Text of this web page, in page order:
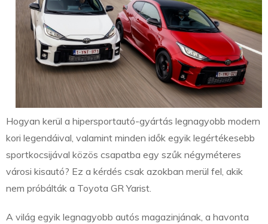
Hogyan kerül a hipersportautó-gyártás legnagyobb modern
kori legendáival, valamint minden idők egyik legértékesebb
sportkocsijával közös csapatba egy szűk négyméteres
városi kisautó? Ez a kérdés csak azokban merül fel, akik
nem próbálták a Toyota GR Yarist.
A világ egyik legnagyobb autós magazinjának, a havonta